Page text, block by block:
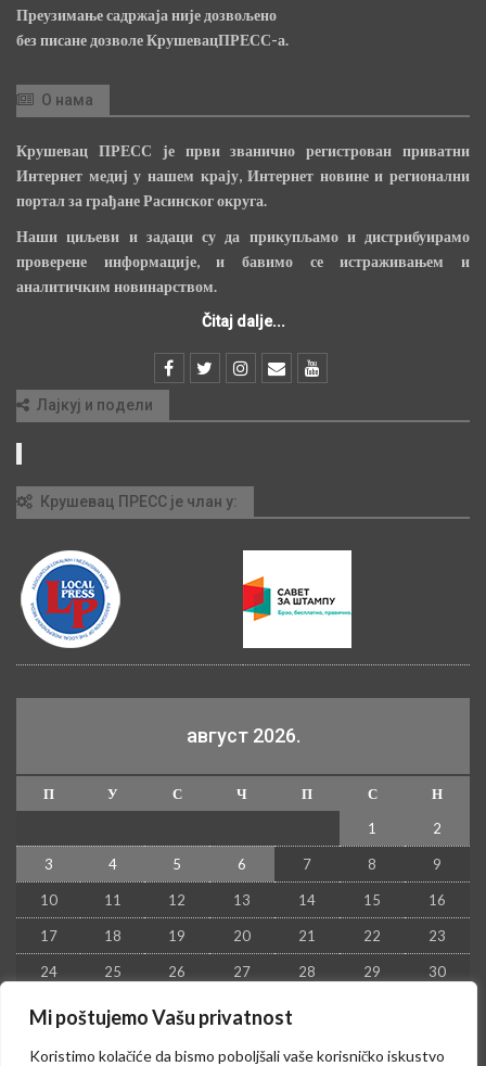
Mi poštujemo Vašu privatnost
Koristimo kolačiće da bismo poboljšali vaše korisničko iskustvo
Преузимање садржаја није дозвољено
без писане дозволе КрушевацПРЕСС-а.
О нама
Крушевац ПРЕСС је први званично регистрован приватни
Интернет медиј у нашем крају, Интернет новине и регионални
портал за грађане Расинског округа.
Наши циљеви и задаци су да прикупљамо и дистрибуирамо
проверене информације, и бавимо се истраживањем и
аналитичким новинарством.
Čitaj dalje...
Лајкуј и подели
Крушевац ПРЕСС је члан у:
август 2026.
П У С Ч П С
Н
1
2
3 4 5 6 7 8 9
10 11 12 13 14 15 16
17 18 19 20 21 22 23
24 25 26 27 28 29 30
31